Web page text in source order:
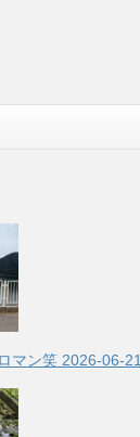
マン笑 2026-06-21